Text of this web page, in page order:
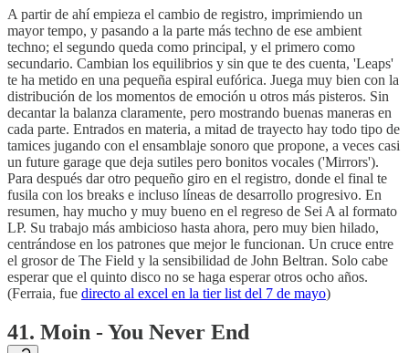
A partir de ahí empieza el cambio de registro, imprimiendo un
mayor tempo, y pasando a la parte más techno de ese ambient
techno; el segundo queda como principal, y el primero como
secundario. Cambian los equilibrios y sin que te des cuenta, 'Leaps'
te ha metido en una pequeña espiral eufórica. Juega muy bien con la
distribución de los momentos de emoción u otros más pisteros. Sin
decantar la balanza claramente, pero mostrando buenas maneras en
cada parte. Entrados en materia, a mitad de trayecto hay todo tipo de
tamices jugando con el ensamblaje sonoro que propone, a veces casi
un future garage que deja sutiles pero bonitos vocales ('Mirrors').
Para después dar otro pequeño giro en el registro, donde el final te
fusila con los breaks e incluso líneas de desarrollo progresivo. En
resumen, hay mucho y muy bueno en el regreso de Sei A al formato
LP. Su trabajo más ambicioso hasta ahora, pero muy bien hilado,
centrándose en los patrones que mejor le funcionan. Un cruce entre
el grosor de The Field y la sensibilidad de John Beltran. Solo cabe
esperar que el quinto disco no se haga esperar otros ocho años.
(Ferraia, fue directo al excel en la tier list del 7 de mayo)
41. Moin - You Never End